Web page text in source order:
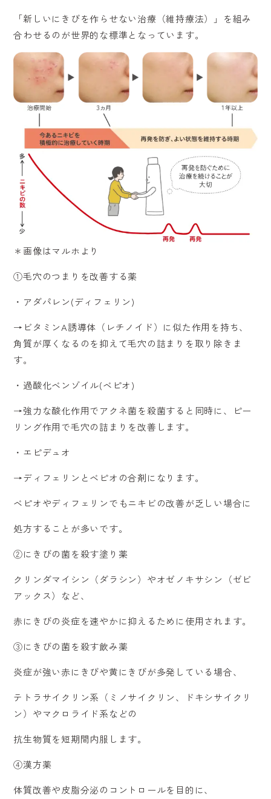
「新しいにきびを作らせない治療（維持療法）」を組み
合わせるのが世界的な標準となっています。
＊画像はマルホより
①毛穴のつまりを改善する薬
・アダパレン(ディフェリン)
→ビタミンA誘導体（レチノイド）に似た作用を持ち、
角質が厚くなるのを抑えて毛穴の詰まりを取り除きま
す。
・過酸化ベンゾイル(ベピオ)
→強力な酸化作用でアクネ菌を殺菌すると同時に、ピー
リング作用で毛穴の詰まりを改善します。
・エピデュオ
→ディフェリンとベピオの合剤になります。
ベピオやディフェリンでもニキビの改善が乏しい場合に
処方することが多いです。
②にきびの菌を殺す塗り薬
クリンダマイシン（ダラシン）やオゼノキサシン（ゼビ
アックス）など、
赤にきびの炎症を速やかに抑えるために使用されます。
③にきびの菌を殺す飲み薬
炎症が強い赤にきびや黄にきびが多発している場合、
テトラサイクリン系（ミノサイクリン、ドキシサイクリ
ン）やマクロライド系などの
抗生物質を短期間内服します。
④漢方薬
体質改善や皮脂分泌のコントロールを目的に、